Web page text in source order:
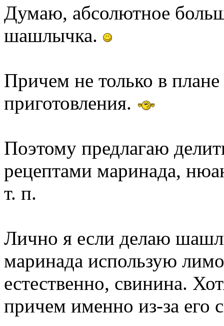
Думаю, абсолютное
шашлычка.
Причем не только в
приготовления.
Поэтому предлагаю
рецептами маринада,
т. п.
Лично я если делаю
маринада использую
естественно, свинина.
причем именно из-за его